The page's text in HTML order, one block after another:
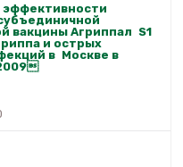
эффективности
вакцины Агриппал S1
и острых
в Москве в